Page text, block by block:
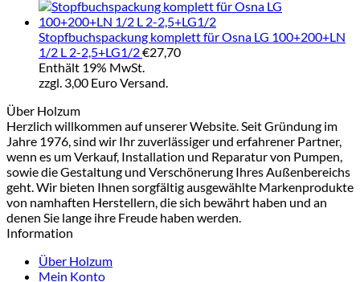
Stopfbuchspackung komplett für Osna LG 100+200+LN
1/2 L 2-2,5+LG1/2€27,70
Enthält 19% MwSt.
zzgl. 3,00 Euro Versand.
Über Holzum
Herzlich willkommen auf unserer Website. Seit Gründung im
Jahre 1976, sind wir Ihr zuverlässiger und erfahrener Partner,
wenn es um Verkauf, Installation und Reparatur von Pumpen,
sowie die Gestaltung und Verschönerung Ihres Außenbereichs
geht. Wir bieten Ihnen sorgfältig ausgewählte Markenprodukte
von namhaften Herstellern, die sich bewährt haben und an
denen Sie lange ihre Freude haben werden.
Information
Über Holzum
Mein Konto